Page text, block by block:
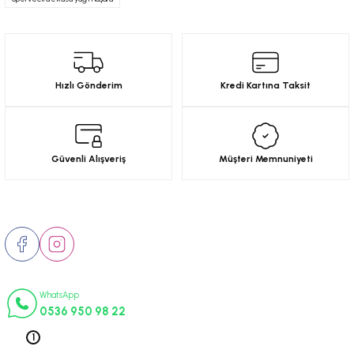
Ürün bilgilerinde hatalar bulunuyor.
Ürün fiyatı diğer sitelerden daha pahalı.
Hızlı Gönderim Kredi Kartına Taksit
Güvenli Alışveriş Müşteri Memnuniyeti
WhatsApp
0536 950 98 22